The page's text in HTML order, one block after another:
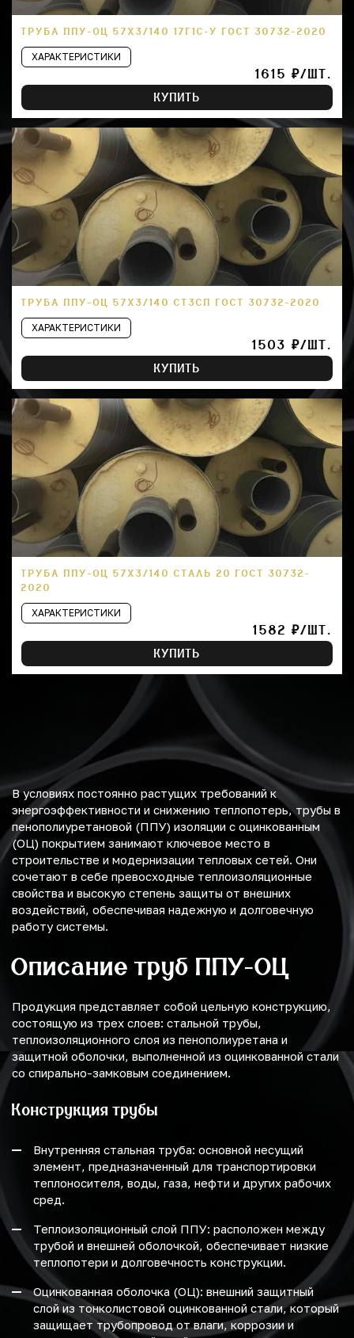
ТРУБА ППУ-ОЦ 57Х3/140 17Г1С-У ГОСТ 30732-2020
ХАРАКТЕРИСТИКИ
1615 ₽/ШТ.
КУПИТЬ
ТРУБА ППУ-ОЦ 57Х3/140 СТ3СП ГОСТ 30732-2020
ХАРАКТЕРИСТИКИ
1503 ₽/ШТ.
КУПИТЬ
ТРУБА ППУ-ОЦ 57Х3/140 СТАЛЬ 20 ГОСТ 30732-
2020
ХАРАКТЕРИСТИКИ
1582 ₽/ШТ.
КУПИТЬ
В условиях постоянно растущих требований к
энергоэффективности и снижению теплопотерь, трубы в
пенополиуретановой (ППУ) изоляции с оцинкованным
(ОЦ) покрытием занимают ключевое место в
строительстве и модернизации тепловых сетей. Они
сочетают в себе превосходные теплоизоляционные
свойства и высокую степень защиты от внешних
воздействий, обеспечивая надежную и долговечную
работу системы.
Описание труб ППУ-ОЦ
Продукция представляет собой цельную конструкцию,
состоящую из трех слоев: стальной трубы,
теплоизоляционного слоя из пенополиуретана и
защитной оболочки, выполненной из оцинкованной стали
со спирально-замковым соединением.
Конструкция трубы
Внутренняя стальная труба: основной несущий
элемент, предназначенный для транспортировки
теплоносителя, воды, газа, нефти и других рабочих
сред.
Теплоизоляционный слой ППУ: расположен между
трубой и внешней оболочкой, обеспечивает низкие
теплопотери и долговечность конструкции.
Оцинкованная оболочка (ОЦ): внешний защитный
слой из тонколистовой оцинкованной стали, который
защищает трубопровод от влаги, коррозии и